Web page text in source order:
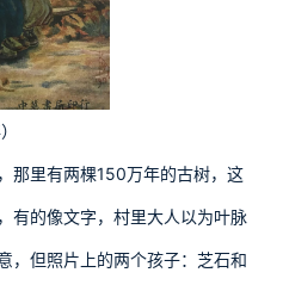
那里有两棵150万年的古树，这
有的像文字，村里大人以为叶脉
，但照片上的两个孩子：芝石和